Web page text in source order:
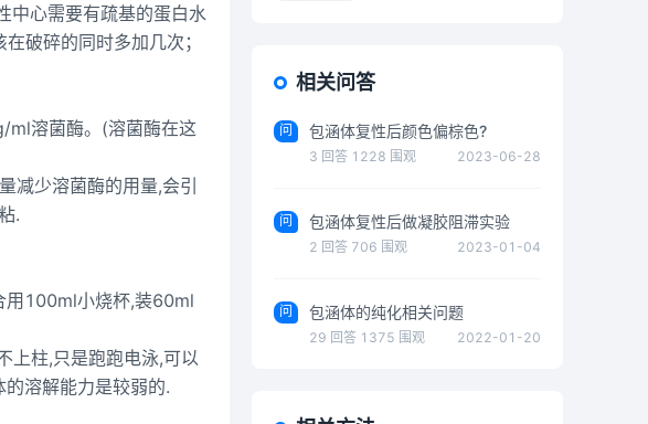
中心需要有疏基的蛋白水
破碎的同时多加几次；
溶菌酶。(溶菌酶在这
减少溶菌酶的用量,会引
.
用100ml小烧杯,装60ml
上柱,只是跑跑电泳,可以
溶解能力是较弱的.
相关问答
问 包涵体复性后颜色偏棕色?
3 回答 1228 围观 2023-06-28
问 包涵体复性后做凝胶阻滞实验
2 回答 706 围观 2023-01-04
问 包涵体的纯化相关问题
29 回答 1375 围观 2022-01-20